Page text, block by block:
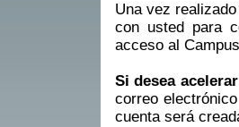
Una vez
con usted para
acceso al
Si desea
correo
cuenta será